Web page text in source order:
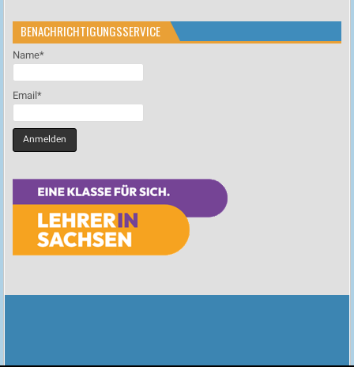
BENACHRICHTIGUNGSSERVICE
Name*
Email*